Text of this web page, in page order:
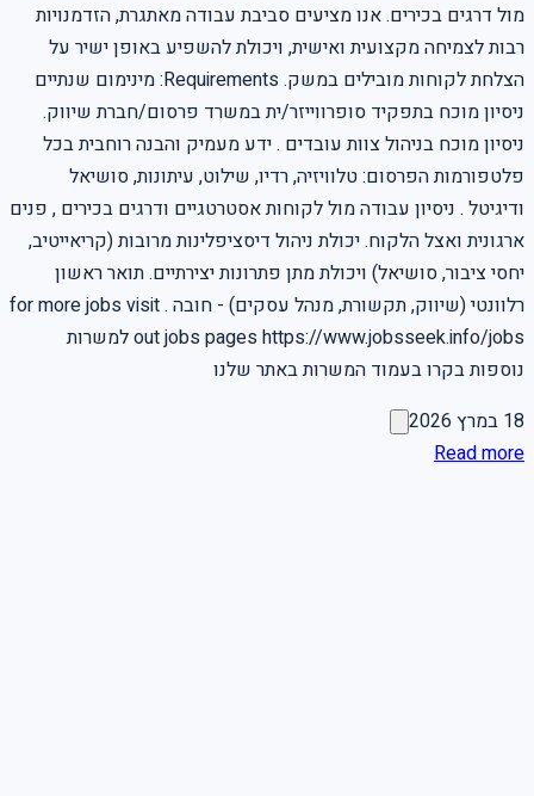
מול דרגים בכירים. אנו מציעים סביבת עבודה מאתגרת, הזדמנויות
רבות לצמיחה מקצועית ואישית, ויכולת להשפיע באופן ישיר על
הצלחת לקוחות מובילים במשק. Requirements: מינימום שנתיים
ניסיון מוכח בתפקיד סופרווייזר/ית במשרד פרסום/חברת שיווק.
ניסיון מוכח בניהול צוות עובדים . ידע מעמיק והבנה רוחבית בכל
פלטפורמות הפרסום: טלוויזיה, רדיו, שילוט, עיתונות, סושיאל
ודיגיטל . ניסיון עבודה מול לקוחות אסטרטגיים ודרגים בכירים , פנים
ארגונית ואצל הלקוח. יכולת ניהול דיסציפלינות מרובות (קריאייטיב,
יחסי ציבור, סושיאל) ויכולת מתן פתרונות יצירתיים. תואר ראשון
רלוונטי (שיווק, תקשורת, מנהל עסקים) - חובה . for more jobs visit
out jobs pages https://www.jobsseek.info/jobs למשרות
נוספות בקרו בעמוד המשרות באתר שלנו
18 במרץ 2026
Read more